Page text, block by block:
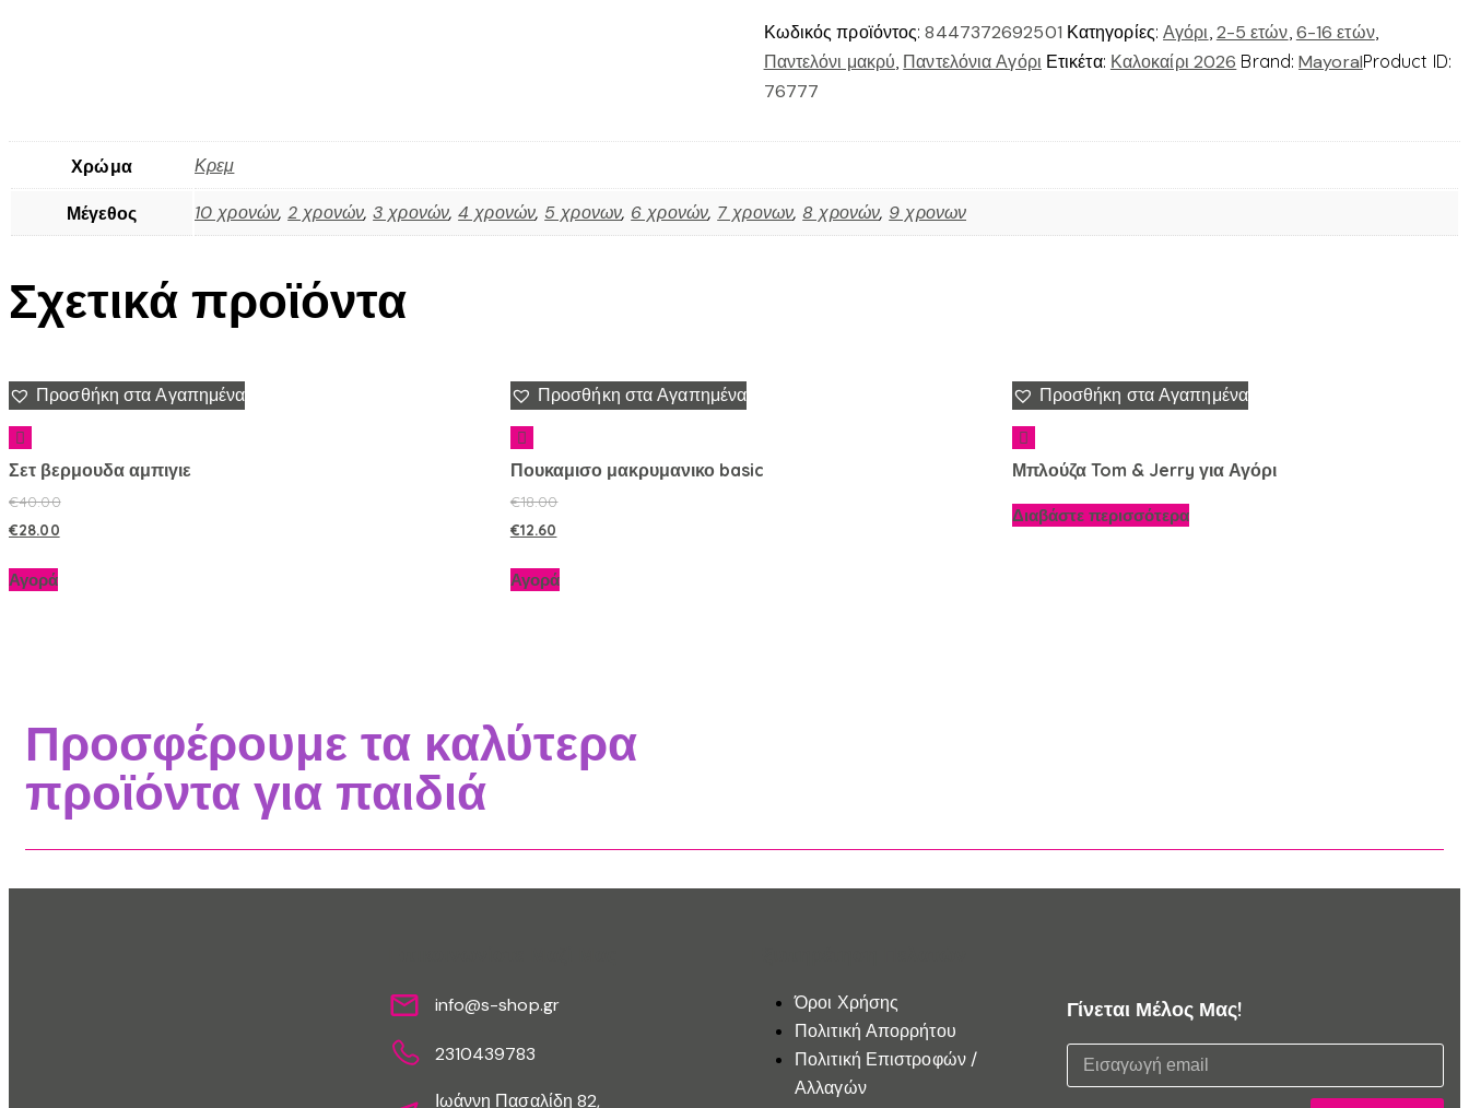
Κωδικός προϊόντος:8447372692501 Κατηγορίες:Αγόρι 2-5 ετών 6-16 ετών,
Παντελόνι μακρύ Παντελόνια Αγόρι Ετικέτα: Καλοκαίρι 2026 Brand:MayoralProduct ID:
76777
Χρώμα Κρεμ
Μέγεθος 10 χρονών,2 χρονών,3 χρονών,4 χρονών, 5 χρονων, 6 χρονών, 7 χρονων, 8 χρονών, 9 χρονων
Σχετικά προϊόντα
Προσθήκη στα Αγαπημένα
Σετ βερμουδα αμπιγιε
€40.00
€28.00
Αγορά
Προσθήκη στα Αγαπημένα
Πουκαμισο μακρυμανικο basic
€18.00
€12.60
Αγορά
Προσθήκη στα Αγαπημένα
Μπλούζα Tom & Jerry για Αγόρι
Διαβάστε περισσότερα
Προσφέρουμε τα καλύτερα
προϊόντα για παιδιά
info@s-shop.gr
2310439783
Ιωάννη Πασαλίδη 82,
Όροι Χρήσης
Πολιτική Απορρήτου
Πολιτική Επιστροφών /
Αλλαγών
Γίνεται Μέλος Μας!